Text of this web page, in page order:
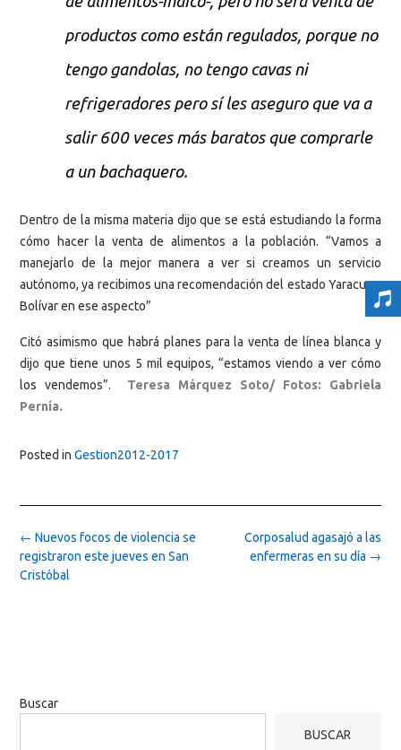
productos como están regulados, porque no
tengo gandolas, no tengo cavas ni
refrigeradores pero sí les aseguro que va a
salir 600 veces más baratos que comprarle
a un bachaquero.
Dentro de la misma materia dijo que se está estudiando la forma
cómo hacer la venta de alimentos a la población. “Vamos a
manejarlo de la mejor manera a ver si creamos un servicio
autónomo, ya recibimos una recomendación del estado Yaracuy y
Bolívar en ese aspecto”
Citó asimismo que habrá planes para la venta de línea blanca y
dijo que tiene unos 5 mil equipos, “estamos viendo a ver cómo
los vendemos”. Teresa Márquez Soto/
Fotos: Gabriela
Pernía.
Posted in Gestion2012-2017
Post
navigation
Corposalud agasajó a las
enfermeras en su día →
← Nuevos focos de violencia se
registraron este jueves en San
Cristóbal
Buscar
BUSCAR